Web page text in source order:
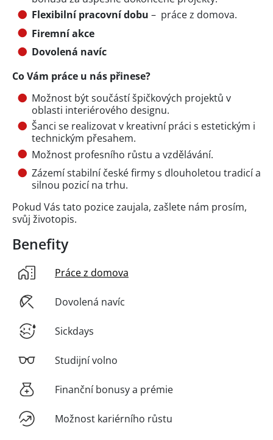
Flexibilní pracovní dobu – práce z domova.
Firemní akce
Dovolená navíc
Co Vám práce u nás přinese?
Možnost být součástí špičkových projektů v
oblasti interiérového designu.
Šanci se realizovat v kreativní práci s estetickým i
technickým přesahem.
Možnost profesního růstu a vzdělávání.
Zázemí stabilní české firmy s dlouholetou tradicí a
silnou pozicí na trhu.
Pokud Vás tato pozice zaujala, zašlete nám prosím,
svůj životopis.
Benefity
Práce z domova
Dovolená navíc
Sickdays
Studijní volno
Finanční bonusy a prémie
Možnost kariérního růstu